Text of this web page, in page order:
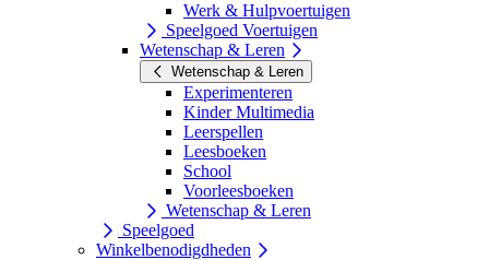
Werk & Hulpvoertuigen
Speelgoed Voertuigen
Wetenschap & Leren
Wetenschap & Leren
Experimenteren
Kinder Multimedia
Leerspellen
Leesboeken
School
Voorleesboeken
Wetenschap & Leren
Speelgoed
Winkelbenodigdheden